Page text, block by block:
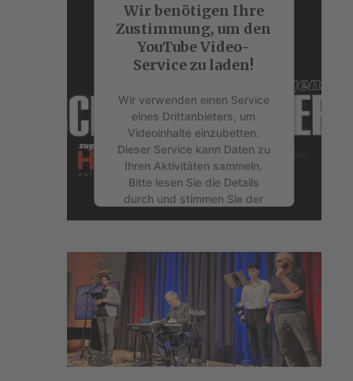
Wir benötigen Ihre
Zustimmung, um den
YouTube Video-
Service zu laden!
Wir verwenden einen Service
eines Drittanbieters, um
Videoinhalte einzubetten.
Dieser Service kann Daten zu
Ihren Aktivitäten sammeln.
Bitte lesen Sie die Details
durch und stimmen Sie der
Mehr Informationen
Akzeptieren
powered by Usercentrics
Consent Management Platform